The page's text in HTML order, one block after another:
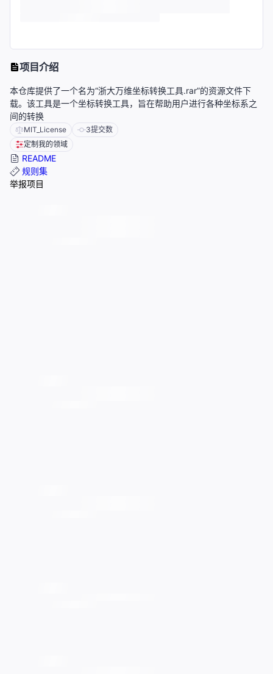
项目介绍
本仓库提供了一个名为“浙大万维坐标转换工具.rar”的资源文件下
载。该工具是一个坐标转换工具，旨在帮助用户进行各种坐标系之
间的转换
MIT_License 3提交数
定制我的领域
README
规则集
举报项目